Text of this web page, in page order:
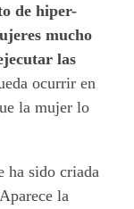
de hiper-
mucho
las
ocurrir en
la mujer lo
ha sido criada
la